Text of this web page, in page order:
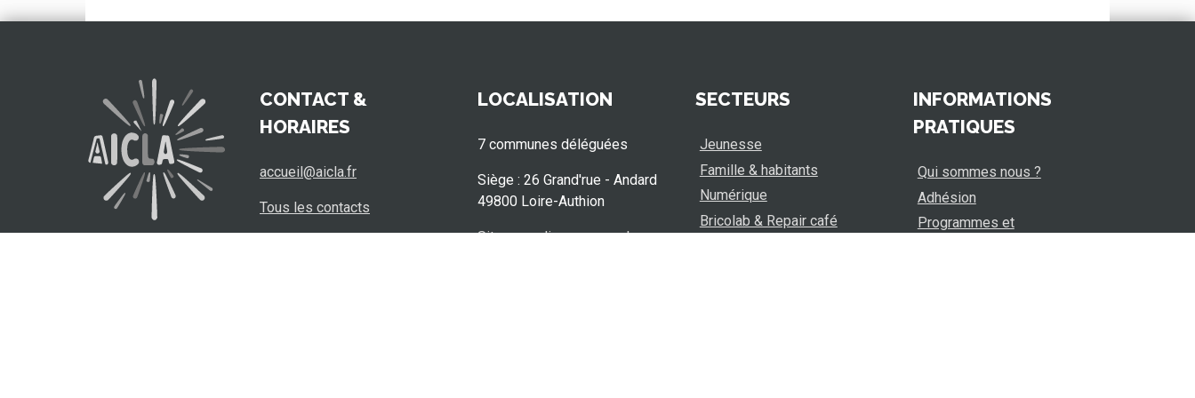
CONTACT &
HORAIRES
accueil@aicla.fr
Tous les contacts
LOCALISATION
7 communes déléguées
Siège : 26 Grand'rue - Andard
49800 Loire-Authion
Situer nos lieux sur un plan
SECTEURS
Jeunesse
Famille & habitants
Numérique
Bricolab & Repair café
INFORMATIONS
PRATIQUES
Qui sommes nous ?
Adhésion
Programmes et